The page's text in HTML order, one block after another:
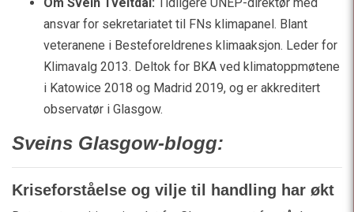
Om Svein Tveitdal: Tidligere UNEP-direktør med
ansvar for sekretariatet til FNs klimapanel. Blant
veteranene i Besteforeldrenes klimaaksjon. Leder for
Klimavalg 2013. Deltok for BKA ved klimatoppmøtene
i Katowice 2018 og Madrid 2019, og er akkreditert
observatør i Glasgow.
Sveins Glasgow-blogg:
Kriseforståelse og vilje til handling har økt